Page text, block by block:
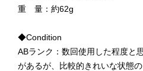
重 量：約62g
◆Condition
ABランク：数回使用した程度と
があるが、比較的きれいな状態